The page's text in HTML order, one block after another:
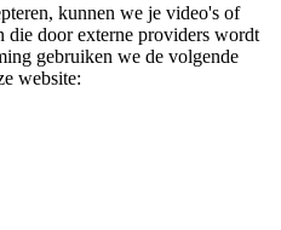
kunnen we je video's of
die door externe providers wordt
gebruiken we de volgende
website: